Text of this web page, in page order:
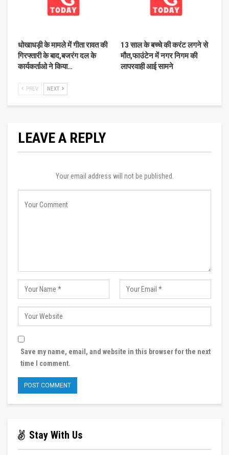
धोखाधड़ी के मामले में गीता रावत की
गिरफ्तारी के बाद,बजरंग दल के
कार्यकर्ताओ ने किया…
13 साल के बच्चे की करंट लगने से
मौत,फाउंटेन में नगर निगम की
लापरवाही आई सामने
PREV NEXT
LEAVE A REPLY
Your email address will not be published.
Save my name, email, and website in this browser for the next
time I comment.
Stay With Us